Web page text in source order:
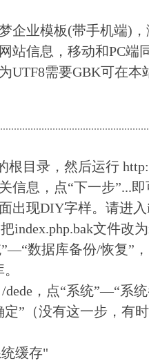
企业模板(带手机端)
站信息，移动和PC端
UTF8需要GBK可在
根目录，然后运行
信息，点“下一步”...
出现DIY字样。请进
index.php.bak文件改
数据库备份/恢复”
，点“系统”—“系
定”（没有这一步，有
缓存"